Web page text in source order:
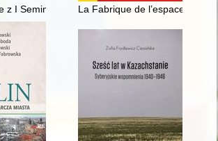
z I Seminarium warsztatowego - działania
La Fabrique de l’espace